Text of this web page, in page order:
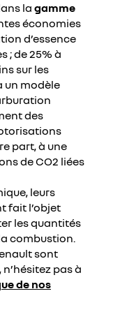
la gamme
économies
d’essence
; de 25% à
sur les
un modèle
des
part, à une
de CO2 liées
leurs
fait l’objet
les quantités
combustion.
sont
n’hésitez pas à
de nos